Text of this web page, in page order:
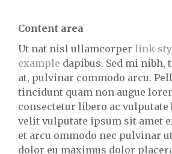
Content area
Ut nat nisl ullamcorper link
example dapibus. Sed mi
at, pulvinar commodo arcu.
tincidunt quam non augue
consectetur libero ac
velit vulputate ipsum sit amet
et arcu ommodo nec pulvinar
dolor eu maximus dolor